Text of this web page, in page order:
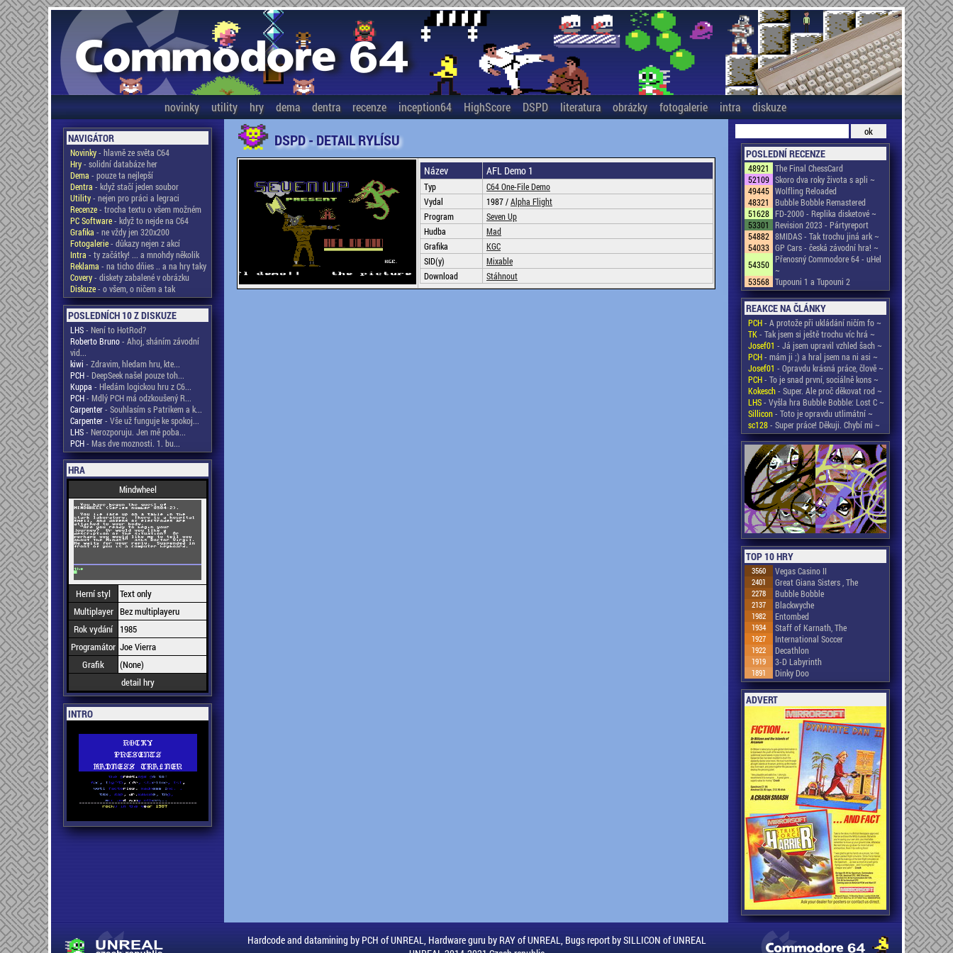
novinky utility hry dema dentra recenze inception64 HighScore DSPD literatura obrázky fotogalerie intra diskuze
NAVIGÁTOR
Novinky- hlavně ze světa C64
Hry- solidní databáze her
Dema - pouze ta nejlepší
Dentra - když stačí jeden soubor
Utility- nejen pro práci a legraci
Recenze- trocha textu o všem možném
PC Software- když to nejde na C64
Grafika - ne vždy jen 320x200
Fotogalerie- důkazy nejen z akcí
Intra - ty začátky! ... a mnohdy několik
Reklama - na ticho dňies .. a na hry taky
Covery- diskety zabalené v obrázku
Diskuze- o všem, o ničem a tak
POSLEDNÍCH 10 Z DISKUZE
LHS- Není to HotRod?
Roberto Bruno- Ahoj, sháním závodní
vid...
kiwi - Zdravim, hledam hru, kte...
PCH- DeepSeek našel pouze toh...
Kuppa - Hledám logickou hru z C6...
PCH- Mdlý PCH má odzkoušený R...
Carpenter- Souhlasím s Patrikem a k...
Carpenter- Vše už funguje ke spokoj...
LHS- Nerozporuju. Jen mě poba...
PCH- Mas dve moznosti. 1. bu...
HRA
Mindwheel
Herní styl
Text only
Multiplayer Bez multiplayeru
Rok vydání
1985
Programátor Joe Vierra
Grafik
(None)
detail hry
INTRO
DSPD - DETAIL RYLÍSU
Název AFL Demo 1
Typ
C64 One-File Demo
Vydal
1987 /Alpha Flight
Program
Seven Up
Hudba
Mad
Grafika
KGC
SID(y)
Mixable
Download
Stáhnout
POSLEDNÍ RECENZE
48921
The Final ChessCard
52109 Skoro dva roky života s apli ~
49445 Wolfling Reloaded
48321
Bubble Bobble Remastered
51628 FD-2000 - Replika disketové ~
53301
Revision 2023 - Pártyreport
54882 8MIDAS - Tak trochu jiná ark ~
54033 GP Cars - česká závodní hra! ~
54350 Přenosný Commodore 64 - uHel
~
53568 Tupouni 1 a Tupouni 2
REAKCE NA ČLÁNKY
PCH- A protože při ukládání ničím fo ~
TK- Tak jsem si ještě trochu víc hrá ~
Josef01 - Já jsem upravil vzhled šach ~
PCH- mám ji ;) a hral jsem na ni asi ~
Josef01 - Opravdu krásná práce, člově ~
PCH- To je snad první, sociálně kons ~
Kokesch- Super. Ale proč děkovat rod ~
LHS- Vyšla hra Bubble Bobble: Lost C ~
Sillicon- Toto je opravdu utlimátní ~
sc128- Super práce! Děkuji. Chybí mi ~
TOP 10 HRY
3560 Vegas Casino II
2401 Great Giana Sisters , The
2278 Bubble Bobble
2137 Blackwyche
1982 Entombed
1934 Staff of Karnath, The
1927 International Soccer
1922 Decathlon
1919 3-D Labyrinth
1891 Dinky Doo
ADVERT
Hardcode and datamining by PCH of UNREAL, Hardware guru by RAY of UNREAL, Bugs report by SILLICON of UNREAL